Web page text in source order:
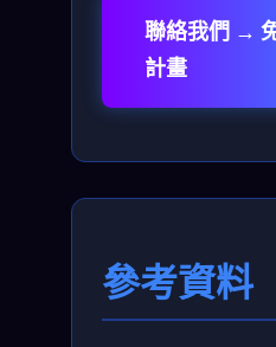
聯絡我們 →
計畫
參考資料